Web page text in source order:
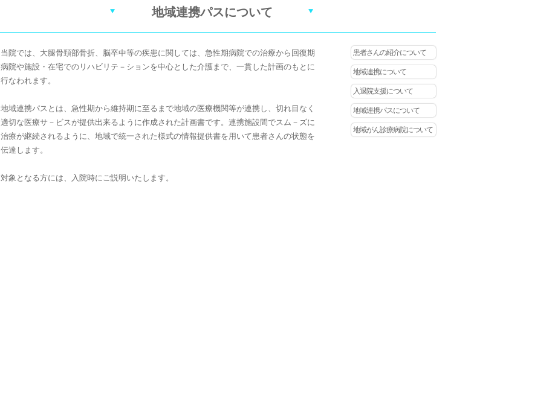
地域連携パスについて
当院では、大腿骨頚部骨折、脳卒中等の疾患に関しては、急性期病院での治療から回復期
病院や施設・在宅でのリハビリテ－ションを中心とした介護まで、一貫した計画のもとに
行なわれます。
地域連携パスとは、急性期から維持期に至るまで地域の医療機関等が連携し、切れ目なく
適切な医療サ－ビスが提供出来るように作成された計画書です。連携施設間でスム－ズに
治療が継続されるように、地域で統一された様式の情報提供書を用いて患者さんの状態を
伝達します。
対象となる方には、入院時にご説明いたします。
患者さんの紹介について
地域連携について
入退院支援について
地域連携パスについて
地域がん診療病院について